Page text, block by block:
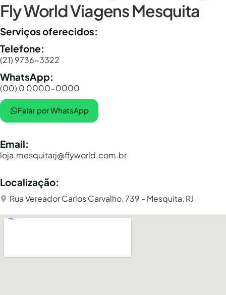
Fly World Viagens Mesquita
Serviços oferecidos:
Telefone:
(21) 9736-3322
WhatsApp:
(00) 0 0000-0000
Falar por WhatsApp
Email:
loja.mesquitarj@flyworld.com.br
Localização:
Rua Vereador Carlos Carvalho, 739 - Mesquita, RJ